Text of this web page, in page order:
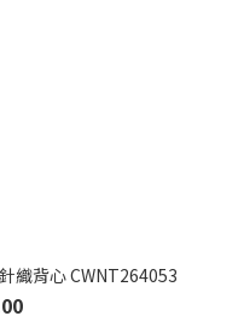
織背心 CWNT264053